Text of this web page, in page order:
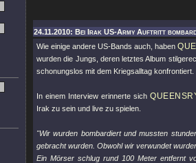
24.11.2010: Bei Irak US-Army Auftritt
Wie einige andere US-Bands auch, haben
wurden die Jungs, deren letztes Album
schonungslos mit dem Kriegsalltag
In einem Interview erinnerte sich
Irak zu sein und live zu spielen.
"Wir wurden bombardiert und mussten
gebracht wurden. Obwohl wir verwundet
Ein Mörser schlug rund 100 Meter entfernt